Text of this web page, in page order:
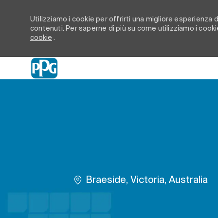
Utilizziamo i cookie per offrirti una migliore esperienza
contenuti. Per saperne di più su come utilizziamo i
cookie .
Ubicazione
Braeside, Victoria, Australia